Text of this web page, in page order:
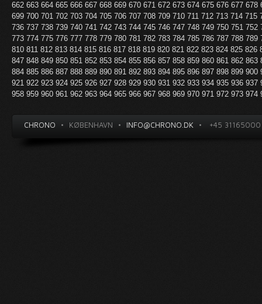
662 663 664 665 666 667 668 669 670 671 672 673 674 675 676 677 678
699 700 701 702 703 704 705 706 707 708 709 710 711 712 713 714 715
736 737 738 739 740 741 742 743 744 745 746 747 748 749 750 751 752
773 774 775 776 777 778 779 780 781 782 783 784 785 786 787 788 789
810 811 812 813 814 815 816 817 818 819 820 821 822 823 824 825 826
847 848 849 850 851 852 853 854 855 856 857 858 859 860 861 862 863
884 885 886 887 888 889 890 891 892 893 894 895 896 897 898 899 900
921 922 923 924 925 926 927 928 929 930 931 932 933 934 935 936 937
958 959 960 961 962 963 964 965 966 967 968 969 970 971 972 973 974
CHRONO • KØBENHAVN • INFO@CHRONO.DK • +45 31165000